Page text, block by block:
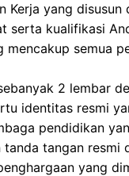
Kerja yang
serta kualifikasi
mencakup semua
2 lembar
identitas resmi
pendidikan
tanda tangan
yang